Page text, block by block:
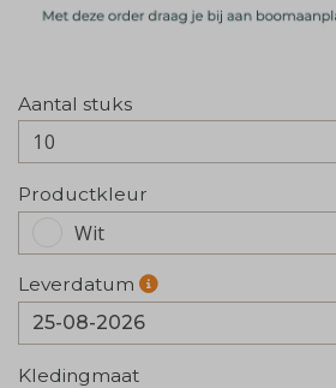
Aantal stuks
10
Productkleur
Wit
Leverdatum
Kledingmaat